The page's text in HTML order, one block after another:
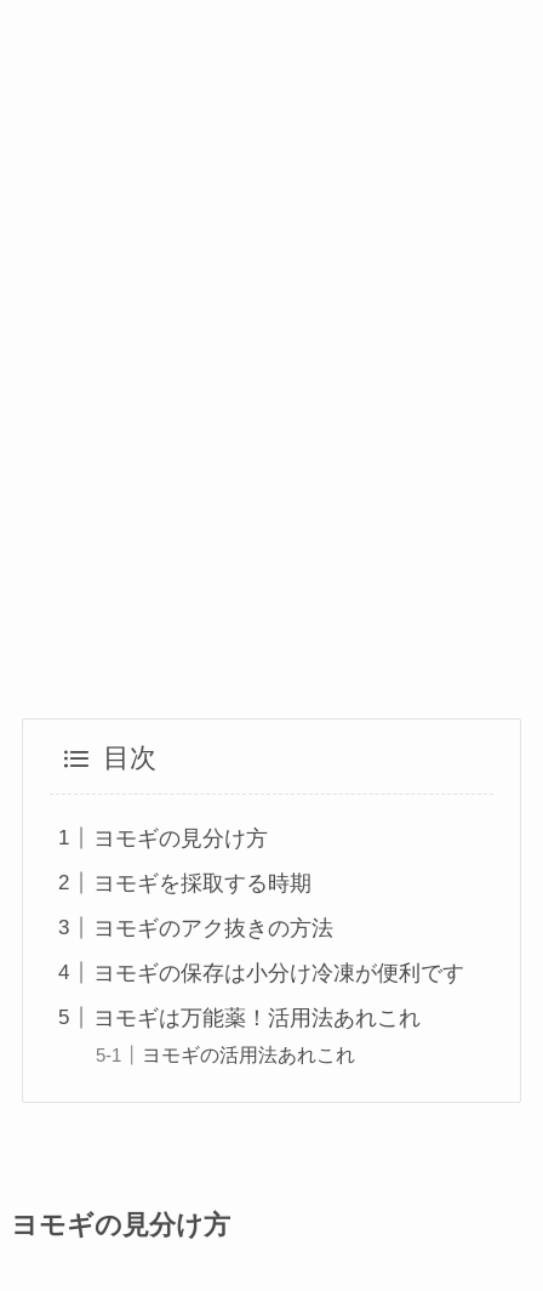
目次
ヨモギの見分け方
ヨモギを採取する時期
ヨモギのアク抜きの方法
ヨモギの保存は小分け冷凍が便利です
ヨモギは万能薬！活用法あれこれ
ヨモギの活用法あれこれ
ヨモギの見分け方